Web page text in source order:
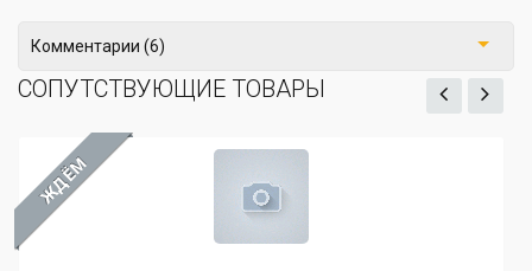
Комментарии (6)
СОПУТСТВУЮЩИЕ ТОВАРЫ
ЖДЁМ